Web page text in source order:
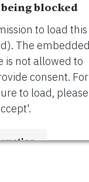
blocked
to load this
The embedded
is not allowed to
consent. For
to load, please